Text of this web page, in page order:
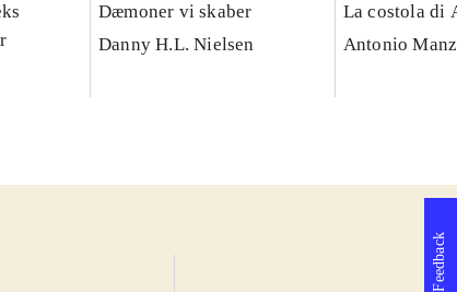
Dæmoner vi skaber
Danny H.L. Nielsen
La costola di
Antonio
Feedback